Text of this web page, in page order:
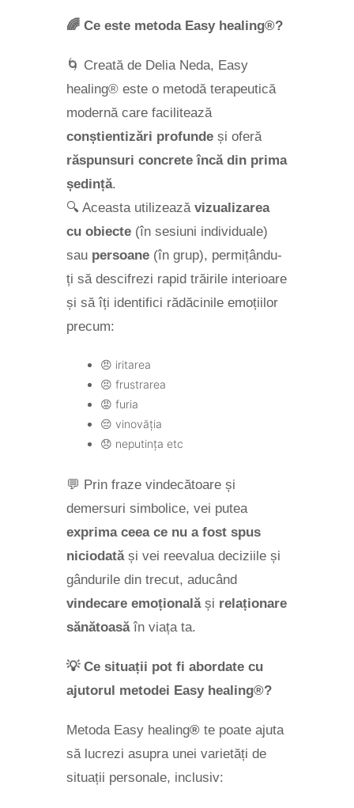
🌈 Ce este metoda Easy healing®?
🌀 Creată de Delia Neda, Easy
healing® este o metodă terapeutică
modernă care facilitează
conștientizări profunde și oferă
răspunsuri concrete încă din prima
ședință.
🔍 Aceasta utilizează vizualizarea
cu obiecte (în sesiuni individuale)
sau persoane (în grup), permițându-
ți să descifrezi rapid trăirile interioare
și să îți identifici rădăcinile emoțiilor
precum:
😠 iritarea
😣 frustrarea
😡 furia
😔 vinovăția
😞 neputința etc
💬 Prin fraze vindecătoare și
demersuri simbolice, vei putea
exprima ceea ce nu a fost spus
niciodatăși vei reevalua deciziile și
gândurile din trecut, aducând
vindecare emoționalăși relaționare
sănătoasăîn viața ta.
💡Ce situații pot fi abordate cu
ajutorul metodei Easy healing®?
Metoda Easy healing® te poate ajuta
să lucrezi asupra unei varietăți de
situații personale, inclusiv: